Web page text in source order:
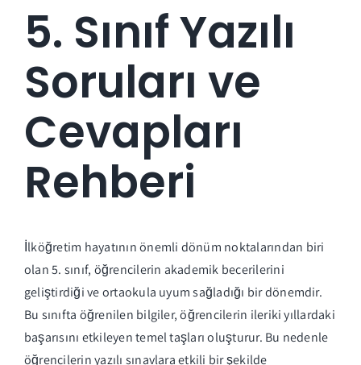
5. Sınıf Yazılı
Soruları ve
Cevapları
Rehberi
İlköğretim hayatının önemli dönüm noktalarından biri
olan 5. sınıf, öğrencilerin akademik becerilerini
geliştirdiği ve ortaokula uyum sağladığı bir dönemdir.
Bu sınıfta öğrenilen bilgiler, öğrencilerin ileriki yıllardaki
başarısını etkileyen temel taşları oluşturur. Bu nedenle
öğrencilerin yazılı sınavlara etkili bir şekilde